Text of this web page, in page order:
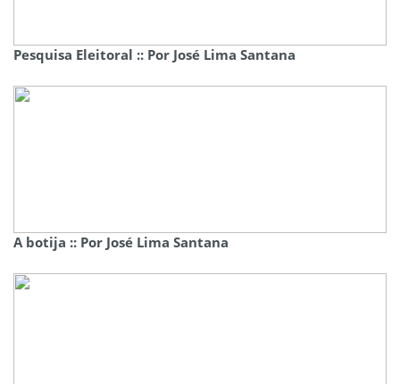
Pesquisa Eleitoral :: Por José Lima Santana
A botija :: Por José Lima Santana